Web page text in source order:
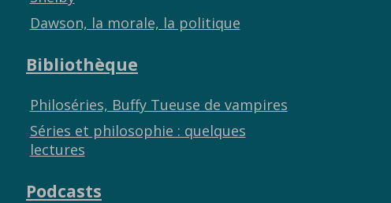
Dawson, la morale, la politique
Bibliothèque
Philoséries, Buffy Tueuse de vampires
Séries et philosophie : quelques
lectures
Podcasts